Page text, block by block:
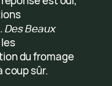
Des Beaux
du fromage
coup sûr.